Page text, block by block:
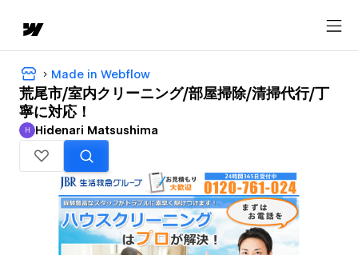
Made in Webflow
荒尾市/室内クリーニング/部屋掃除/清掃代行/丁
寧に対応！
Hidenari Matsushima
H Hidenari Matsushima